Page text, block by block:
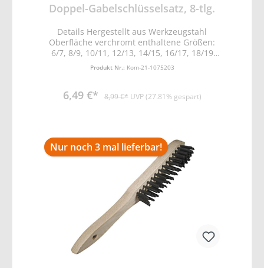
Doppel-Gabelschlüsselsatz, 8-tlg.
Details Hergestellt aus Werkzeugstahl
Oberfläche verchromt enthaltene Größen:
6/7, 8/9, 10/11, 12/13, 14/15, 16/17, 18/19
Produkt Nr.: Kom-21-1075203
6,49 €* 8,99 €* UVP (27.81% gespart)
Nur noch 3 mal lieferbar!